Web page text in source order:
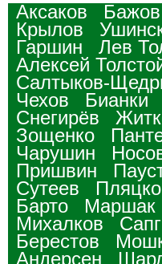
Аксаков
Бажов
Крылов
Гаршин
Лев
Алексей
Салтыков-
Чехов
Бианки
Снегирёв
Зощенко
Чарушин
Пришвин
Сутеев
Барто
Маршак
Михалков
Берестов
Андерсен